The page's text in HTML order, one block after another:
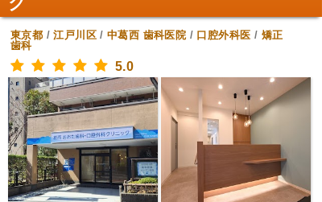
東京都 /江戸川区/中葛西 歯科医院 / 口腔外科医 / 矯正
歯科
5.0